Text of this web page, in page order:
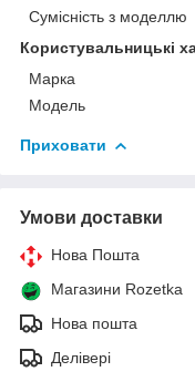
Сумісність з моделлю
Користувальницькі
Марка
Модель
Приховати
Умови доставки
Нова Пошта
Магазини Rozetka
Нова пошта
Делівері